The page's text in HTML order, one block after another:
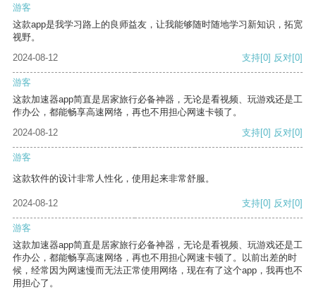
游客
这款app是我学习路上的良师益友，让我能够随时随地学习新知识，拓宽
视野。
2024-08-12
支持[0] 反对[0]
游客
这款加速器app简直是居家旅行必备神器，无论是看视频、玩游戏还是工
作办公，都能畅享高速网络，再也不用担心网速卡顿了。
2024-08-12
支持[0] 反对[0]
游客
这款软件的设计非常人性化，使用起来非常舒服。
2024-08-12 支持[0] 反对[0]
游客
这款加速器app简直是居家旅行必备神器，无论是看视频、玩游戏还是工
作办公，都能畅享高速网络，再也不用担心网速卡顿了。以前出差的时
候，经常因为网速慢而无法正常使用网络，现在有了这个app，我再也不
用担心了。